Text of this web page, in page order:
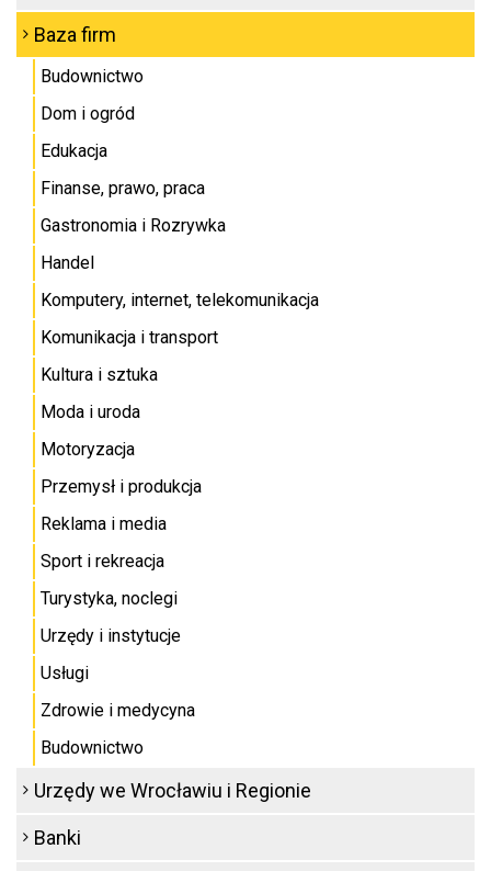
Baza firm
Budownictwo
Dom i ogród
Edukacja
Finanse, prawo, praca
Gastronomia i Rozrywka
Handel
Komputery, internet, telekomunikacja
Komunikacja i transport
Kultura i sztuka
Moda i uroda
Motoryzacja
Przemysł i produkcja
Reklama i media
Sport i rekreacja
Turystyka, noclegi
Urzędy i instytucje
Usługi
Zdrowie i medycyna
Budownictwo
Urzędy we Wrocławiu i Regionie
Banki